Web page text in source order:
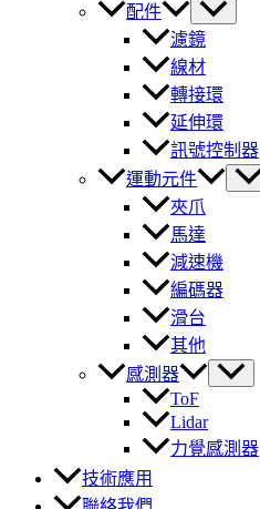
配件
濾鏡
線材
轉接環
延伸環
訊號控制器
運動元件
夾爪
馬達
減速機
編碼器
滑台
其他
感測器
ToF
Lidar
力覺感測器
技術應用